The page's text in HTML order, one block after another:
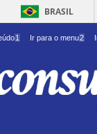
BRASIL
1 Ir para o menu2